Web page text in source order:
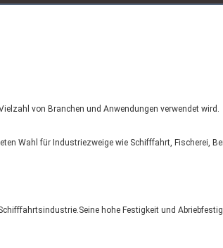
von Branchen und Anwendungen verwendet wird.
Wahl für Industriezweige wie Schifffahrt, Fischerei,
hohe Festigkeit und